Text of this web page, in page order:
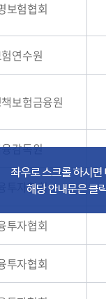
보험협회
연수원
보험금융원
감독원
투자협회
투자협회
투자협회